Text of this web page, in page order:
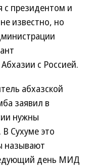
с президентом и
известно, но
с Россией.
абхазской
заявил в
нужны
Сухуме это
называют
день МИД